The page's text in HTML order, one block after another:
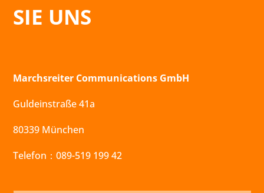
SIE UNS
Marchsreiter Communications GmbH
Guldeinstraße 41a
80339 München
Telefon：089-519 199 42